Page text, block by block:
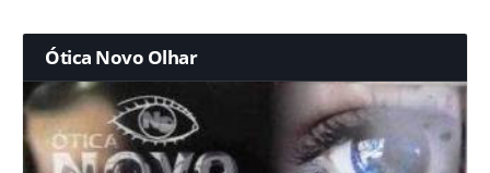
Ótica Novo Olhar